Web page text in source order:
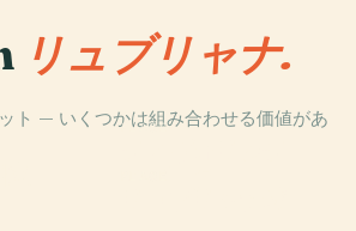
リュブリャナ.
ト — いくつかは組み合わせる価値があ
PLACE